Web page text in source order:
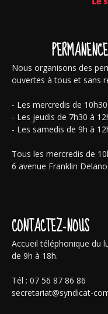
Nous organisons des
ouvertes à tous et sans
- Les mercredis de
- Les jeudis de 7h30 à
- Les samedis de 9h à
Tous les mercredis de
6 avenue Franklin
CONTACTEZ-NOUS
Accueil téléphonique du
de 9h à 18h.
Tél : 07 56 87 86 86
secretariat@syndicat-